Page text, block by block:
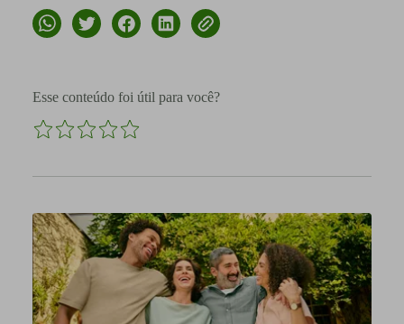
Esse conteúdo foi útil para você?